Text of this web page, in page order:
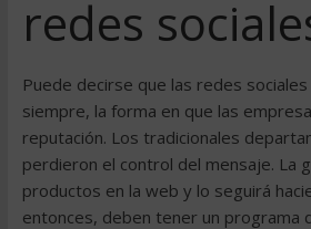
redes
Puede decirse que las redes
siempre, la forma en que las
reputación. Los tradicionales
perdieron el control del mensaje. La
productos en la web y lo seguirá
entonces, deben tener un programa